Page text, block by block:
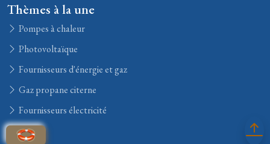
Thèmes à la une
Pompes à chaleur
Photovoltaïque
Fournisseurs d'énergie et gaz
Gaz propane citerne
Fournisseurs électricité